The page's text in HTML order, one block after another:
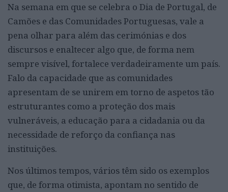
Na semana em que se celebra o Dia de Portugal, de
Camões e das Comunidades Portuguesas, vale a
pena olhar para além das cerimónias e dos
discursos e enaltecer algo que, de forma nem
sempre visível, fortalece verdadeiramente um país.
Falo da capacidade que as comunidades
apresentam de se unirem em torno de aspetos tão
estruturantes como a proteção dos mais
vulneráveis, a educação para a cidadania ou da
necessidade de reforço da confiança nas
instituições.
Nos últimos tempos, vários têm sido os exemplos
que, de forma otimista, apontam no sentido de